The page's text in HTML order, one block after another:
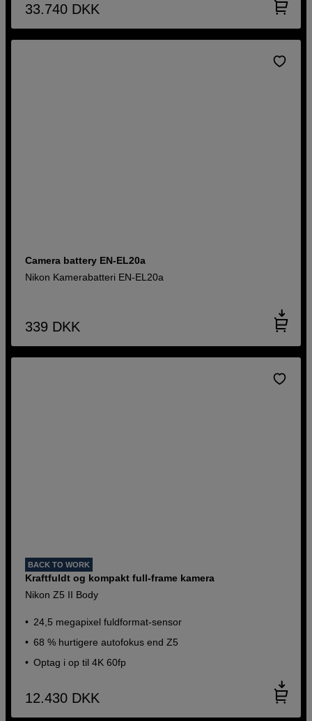
33.740 DKK
Camera battery EN-EL20a
Nikon Kamerabatteri EN-EL20a
339 DKK
BACK TO WORK
Kraftfuldt og kompakt full-frame kamera
Nikon Z5 II Body
24,5 megapixel fuldformat-sensor
68 % hurtigere autofokus end Z5
Optag i op til 4K 60fp
12.430 DKK